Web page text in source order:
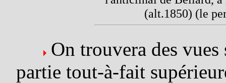
(alt.1850) (le
On trouvera des
partie tout-à-fait